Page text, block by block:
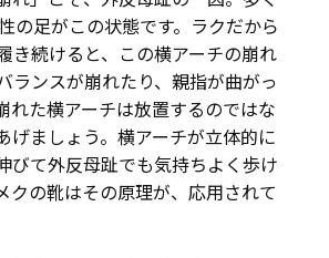
の足がこの状態です。ラクだから
き続けると、この横アーチの崩れ
ランスが崩れたり、親指が曲がっ
れた横アーチは放置するのではな
げましょう。横アーチが立体的に
びて外反母趾でも気持ちよく歩け
クの靴はその原理が、応用されて